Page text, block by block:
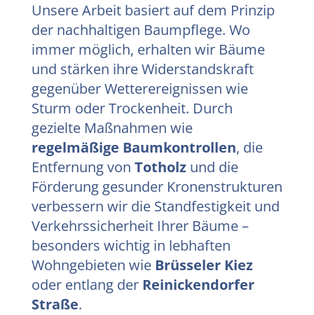
Unsere Arbeit basiert auf dem Prinzip
der nachhaltigen Baumpflege. Wo
immer möglich, erhalten wir Bäume
und stärken ihre Widerstandskraft
gegenüber Wetterereignissen wie
Sturm oder Trockenheit. Durch
gezielte Maßnahmen wie
regelmäßige Baumkontrollen, die
Entfernung von Totholzund die
Förderung gesunder Kronenstrukturen
verbessern wir die Standfestigkeit und
Verkehrssicherheit Ihrer Bäume –
besonders wichtig in lebhaften
Wohngebieten wie Brüsseler Kiez
oder entlang der Reinickendorfer
Straße.